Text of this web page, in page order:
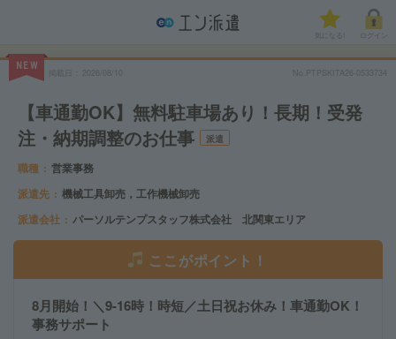
気になる!
NEW
2026/08/10 No.PTPSKITA26-0533734
【車通勤OK】無料駐車場あり！長期！受発
注・納期調整のお仕事
派遣
職種
営業事務
派遣先
機械工具卸売，工作機械卸売
派遣会社
パーソルテンプスタッフ株式会社 北関東エリア
ここがポイント！
8月開始！＼9-16時！時短／土日祝お休み！車通勤OK！
事務サポート